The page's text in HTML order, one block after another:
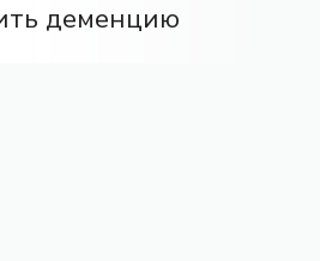
деменцию